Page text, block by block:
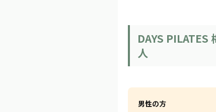
DAYS PILATES
人
男性の方